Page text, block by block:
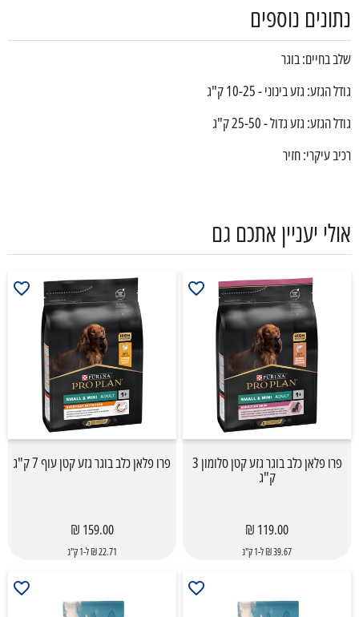
נתונים נוספים
שלב בחיים: בוגר
גודל הגזע: גזע בינוני - 10-25 ק"ג
גודל הגזע: גזע גדול - 25-50 ק"ג
רכיב עיקרי: חזיר
אולי יעניין אתכם גם
פרו פלאן כלב בוגר גזע קטן סלומון 3
ק"ג
119.00 ₪
39.67 ₪ ל-1 ק"ג
פרו פלאן כלב בוגר גזע קטן עוף 7 ק"ג
159.00 ₪
22.71 ₪ ל-1 ק"ג